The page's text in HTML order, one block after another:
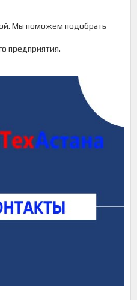
Мы поможем подобрать
предприятия.